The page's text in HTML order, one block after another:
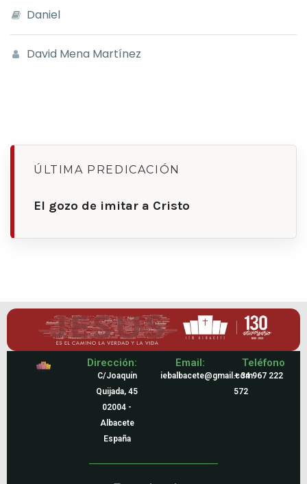
Daniel
David Mena Martínez
ÚLTIMA PREDICACIÓN
El gozo de imitar a Cristo
Dirección:
C/Joaquín
Quijada, 45
02004 -
Albacete
España
Email:
iebalbacete@gmail.com
Teléfono
+ 34 967 222
572